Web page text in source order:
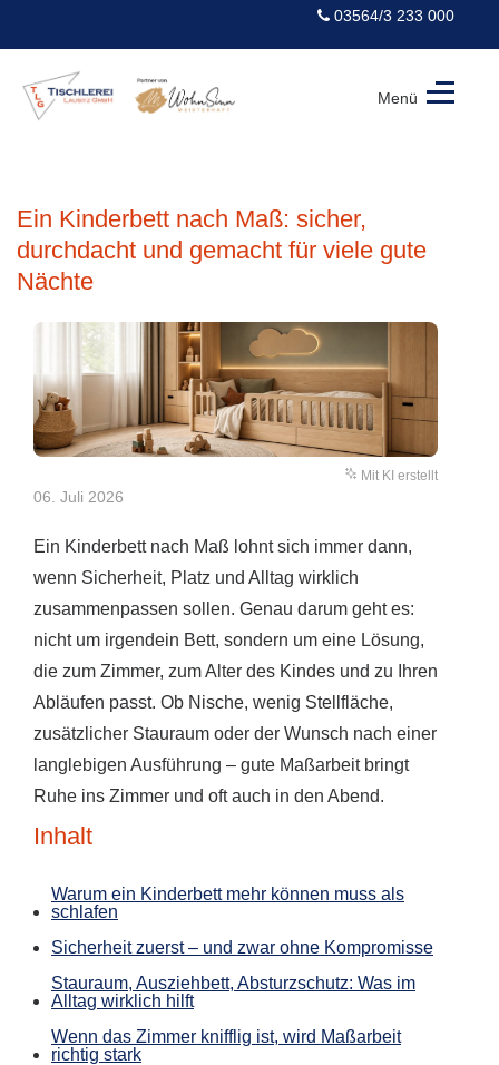
03564/3 233 000
Menü
Ein Kinderbett nach Maß: sicher,
durchdacht und gemacht für viele gute
Nächte
Mit KI erstellt
06. Juli 2026
Ein Kinderbett nach Maß lohnt sich immer dann,
wenn Sicherheit, Platz und Alltag wirklich
zusammenpassen sollen. Genau darum geht es:
nicht um irgendein Bett, sondern um eine Lösung,
die zum Zimmer, zum Alter des Kindes und zu Ihren
Abläufen passt. Ob Nische, wenig Stellfläche,
zusätzlicher Stauraum oder der Wunsch nach einer
langlebigen Ausführung – gute Maßarbeit bringt
Ruhe ins Zimmer und oft auch in den Abend.
Inhalt
Warum ein Kinderbett mehr können muss als
schlafen
Sicherheit zuerst – und zwar ohne Kompromisse
Stauraum, Ausziehbett, Absturzschutz: Was im
Alltag wirklich hilft
Wenn das Zimmer knifflig ist, wird Maßarbeit
richtig stark